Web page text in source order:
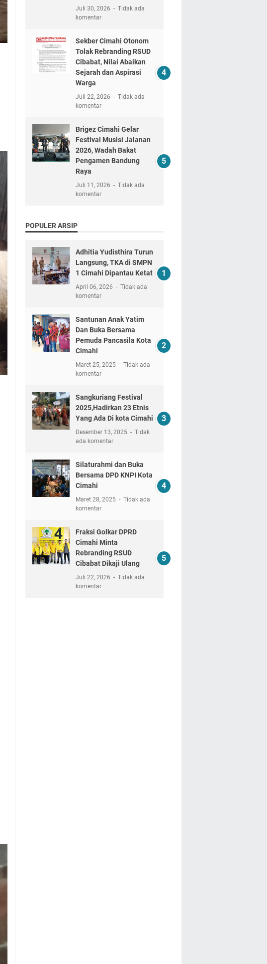
Juli 30, 2026
Tidak ada
komentar
Sekber Cimahi Otonom
Tolak Rebranding RSUD
Cibabat, Nilai Abaikan
Sejarah dan Aspirasi
Warga
Juli 22, 2026
Tidak ada
komentar
Brigez Cimahi Gelar
Festival Musisi Jalanan
2026, Wadah Bakat
Pengamen Bandung
Raya
Juli 11, 2026
Tidak ada
komentar
POPULER ARSIP
Adhitia Yudisthira Turun
Langsung, TKA di SMPN
1 Cimahi Dipantau Ketat
April 06, 2026
Tidak ada
komentar
Santunan Anak Yatim
Dan Buka Bersama
Pemuda Pancasila Kota
Cimahi
Maret 25, 2025
Tidak ada
komentar
Sangkuriang Festival
2025,Hadirkan 23 Etnis
Yang Ada Di kota Cimahi
Desember 13, 2025
Tidak
ada komentar
Silaturahmi dan Buka
Bersama DPD KNPI Kota
Cimahi
Maret 28, 2025
Tidak ada
komentar
Fraksi Golkar DPRD
Cimahi Minta
Rebranding RSUD
Cibabat Dikaji Ulang
Juli 22, 2026
Tidak ada
komentar